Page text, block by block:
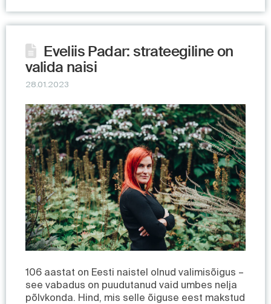
Eveliis Padar: strateegiline on
valida naisi
28.01.2023
106 aastat on Eesti naistel olnud valimisõigus –
see vabadus on puudutanud vaid umbes nelja
põlvkonda. Hind, mis selle õiguse eest makstud